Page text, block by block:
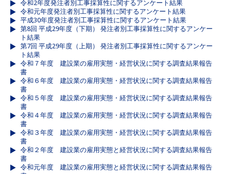
令和2年度発注者別工事採算性に関するアンケート結果
令和元年度発注者別工事採算性に関するアンケート結果
平成30年度発注者別工事採算性に関するアンケート結果
第8回 平成29年度（下期） 発注者別工事採算性に関するアンケー
ト結果
第7回 平成29年度（上期） 発注者別工事採算性に関するアンケー
ト結果
令和７年度 建設業の雇用実態・経営状況に関する調査結果報告
書
令和６年度 建設業の雇用実態・経営状況に関する調査結果報告
書
令和５年度 建設業の雇用実態・経営状況に関する調査結果報告
書
令和４年度 建設業の雇用実態・経営状況に関する調査結果報告
書
令和３年度 建設業の雇用実態・経営状況に関する調査結果報告
書
令和２年度 建設業の雇用実態と経営状況に関する調査結果報告
書
令和元年度 建設業の雇用実態と経営状況に関する調査結果報告